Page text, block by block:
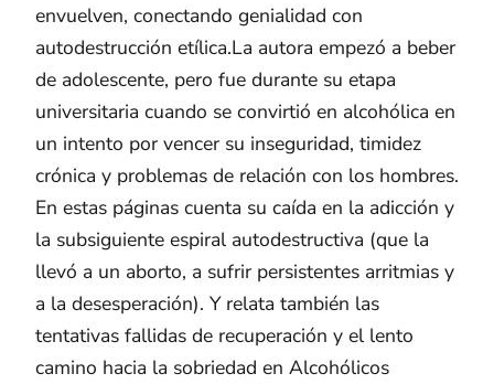
envuelven, conectando genialidad con
autodestrucción etílica.La autora empezó a beber
de adolescente, pero fue durante su etapa
universitaria cuando se convirtió en alcohólica en
un intento por vencer su inseguridad, timidez
crónica y problemas de relación con los hombres.
En estas páginas cuenta su caída en la adicción y
la subsiguiente espiral autodestructiva (que la
llevó a un aborto, a sufrir persistentes arritmias y
a la desesperación). Y relata también las
tentativas fallidas de recuperación y el lento
camino hacia la sobriedad en Alcohólicos